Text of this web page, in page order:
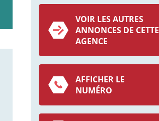
VOIR LES AUTRES
ANNONCES DE CETTE
AGENCE
AFFICHER LE
NUMÉRO